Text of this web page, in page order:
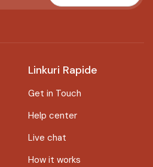
Linkuri Rapide
Get in Touch
Help center
Live chat
How it works